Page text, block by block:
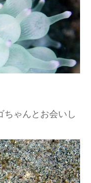
ゃんとお会いし